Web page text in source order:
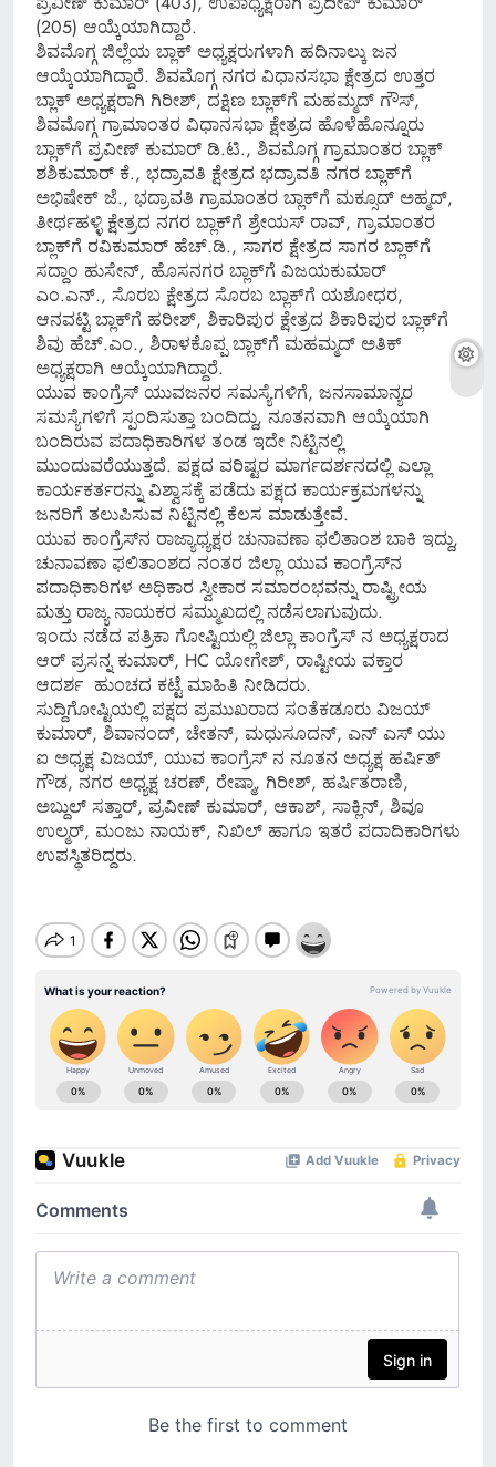
(205) ಆಯ್ಕೆಯಾಗಿದ್ದಾರೆ.
ಶಿವಮೊಗ್ಗ ಜಿಲ್ಲೆಯ ಬ್ಲಾಕ್ ಅಧ್ಯಕ್ಷರುಗಳಾಗಿ ಹದಿನಾಲ್ಕು ಜನ
ಆಯ್ಕೆಯಾಗಿದ್ದಾರೆ. ಶಿವಮೊಗ್ಗ ನಗರ ವಿಧಾನಸಭಾ ಕ್ಷೇತ್ರದ ಉತ್ತರ
ಬ್ಲಾಕ್ ಅಧ್ಯಕ್ಷರಾಗಿ ಗಿರೀಶ್, ದಕ್ಷಿಣ ಬ್ಲಾಕ್‍ಗೆ ಮಹಮ್ಮದ್ ಗೌಸ್,
ಶಿವಮೊಗ್ಗ ಗ್ರಾಮಾಂತರ ವಿಧಾನಸಭಾ ಕ್ಷೇತ್ರದ ಹೊಳೆಹೊನ್ನೂರು
ಬ್ಲಾಕ್‍ಗೆ ಪ್ರವೀಣ್ ಕುಮಾರ್ ಡಿ.ಟಿ., ಶಿವಮೊಗ್ಗ ಗ್ರಾಮಾಂತರ ಬ್ಲಾಕ್
ಶಶಿಕುಮಾರ್ ಕೆ., ಭದ್ರಾವತಿ ಕ್ಷೇತ್ರದ ಭದ್ರಾವತಿ ನಗರ ಬ್ಲಾಕ್‍ಗೆ
ಅಭಿಷೇಕ್ ಜೆ., ಭದ್ರಾವತಿ ಗ್ರಾಮಾಂತರ ಬ್ಲಾಕ್‍ಗೆ ಮಕ್ಸೂದ್ ಅಹ್ಮದ್,
ತೀರ್ಥಹಳ್ಳಿ ಕ್ಷೇತ್ರದ ನಗರ ಬ್ಲಾಕ್‍ಗೆ ಶ್ರೇಯಸ್ ರಾವ್, ಗ್ರಾಮಾಂತರ
ಬ್ಲಾಕ್‍ಗೆ ರವಿಕುಮಾರ್ ಹೆಚ್.ಡಿ., ಸಾಗರ ಕ್ಷೇತ್ರದ ಸಾಗರ ಬ್ಲಾಕ್‍ಗೆ
ಸದ್ದಾಂ ಹುಸೇನ್, ಹೊಸನಗರ ಬ್ಲಾಕ್‍ಗೆ ವಿಜಯಕುಮಾರ್
ಎಂ.ಎನ್., ಸೊರಬ ಕ್ಷೇತ್ರದ ಸೊರಬ ಬ್ಲಾಕ್‍ಗೆ ಯಶೋಧರ,
ಆನವಟ್ಟಿ ಬ್ಲಾಕ್‍ಗೆ ಹರೀಶ್, ಶಿಕಾರಿಪುರ ಕ್ಷೇತ್ರದ ಶಿಕಾರಿಪುರ ಬ್ಲಾಕ್‍ಗೆ
ಶಿವು ಹೆಚ್.ಎಂ., ಶಿರಾಳಕೊಪ್ಪ ಬ್ಲಾಕ್‍ಗೆ ಮಹಮ್ಮದ್ ಅತಿಕ್
ಅಧ್ಯಕ್ಷರಾಗಿ ಆಯ್ಕೆಯಾಗಿದ್ದಾರೆ.
ಯುವ ಕಾಂಗ್ರೆಸ್ ಯುವಜನರ ಸಮಸ್ಯೆಗಳಿಗೆ, ಜನಸಾಮಾನ್ಯರ
ಸಮಸ್ಯೆಗಳಿಗೆ ಸ್ಪಂದಿಸುತ್ತಾ ಬಂದಿದ್ದು, ನೂತನವಾಗಿ ಆಯ್ಕೆಯಾಗಿ
ಬಂದಿರುವ ಪದಾಧಿಕಾರಿಗಳ ತಂಡ ಇದೇ ನಿಟ್ಟಿನಲ್ಲಿ
ಮುಂದುವರೆಯುತ್ತದೆ. ಪಕ್ಷದ ವರಿಷ್ಟರ ಮಾರ್ಗದರ್ಶನದಲ್ಲಿ ಎಲ್ಲಾ
ಕಾರ್ಯಕರ್ತರನ್ನು ವಿಶ್ವಾಸಕ್ಕೆ ಪಡೆದು ಪಕ್ಷದ ಕಾರ್ಯಕ್ರಮಗಳನ್ನು
ಜನರಿಗೆ ತಲುಪಿಸುವ ನಿಟ್ಟಿನಲ್ಲಿ ಕೆಲಸ ಮಾಡುತ್ತೇವೆ.
ಯುವ ಕಾಂಗ್ರೆಸ್‍ನ ರಾಜ್ಯಾಧ್ಯಕ್ಷರ ಚುನಾವಣಾ ಫಲಿತಾಂಶ ಬಾಕಿ ಇದ್ದು,
ಚುನಾವಣಾ ಫಲಿತಾಂಶದ ನಂತರ ಜಿಲ್ಲಾ ಯುವ ಕಾಂಗ್ರೆಸ್‍ನ
ಪದಾಧಿಕಾರಿಗಳ ಅಧಿಕಾರ ಸ್ವೀಕಾರ ಸಮಾರಂಭವನ್ನು ರಾಷ್ಟ್ರೀಯ
ಮತ್ತು ರಾಜ್ಯ ನಾಯಕರ ಸಮ್ಮುಖದಲ್ಲಿ ನಡೆಸಲಾಗುವುದು.
ಇಂದು ನಡೆದ ಪತ್ರಿಕಾ ಗೋಷ್ಟಿಯಲ್ಲಿ ಜಿಲ್ಲಾ ಕಾಂಗ್ರೆಸ್ ನ ಅಧ್ಯಕ್ಷರಾದ
ಆರ್ ಪ್ರಸನ್ನ ಕುಮಾರ್, HC ಯೋಗೇಶ್, ರಾಷ್ಟೀಯ ವಕ್ತಾರ
ಆದರ್ಶ ಹುಂಚದ ಕಟ್ಟೆ ಮಾಹಿತಿ ನೀಡಿದರು.
ಸುದ್ದಿಗೋಷ್ಟಿಯಲ್ಲಿ ಪಕ್ಷದ ಪ್ರಮುಖರಾದ ಸಂತೆಕಡೂರು ವಿಜಯ್
ಕುಮಾರ್, ಶಿವಾನಂದ್, ಚೇತನ್, ಮಧುಸೂದನ್, ಎನ್ ಎಸ್ ಯು
ಐ ಅಧ್ಯಕ್ಷ ವಿಜಯ್, ಯುವ ಕಾಂಗ್ರೆಸ್ ನ ನೂತನ ಅಧ್ಯಕ್ಷ ಹರ್ಷಿತ್
ಗೌಡ, ನಗರ ಅಧ್ಯಕ್ಷ ಚರಣ್, ರೇಷ್ಮಾ, ಗಿರೀಶ್, ಹರ್ಷಿತರಾಣಿ,
ಅಬ್ದುಲ್ ಸತ್ತಾರ್, ಪ್ರವೀಣ್ ಕುಮಾರ್, ಆಕಾಶ್, ಸಾಕ್ಲಿನ್, ಶಿವೂ
ಉಲ್ಮರ್, ಮಂಜು ನಾಯಕ್, ನಿಖಿಲ್ ಹಾಗೂ ಇತರೆ ಪದಾದಿಕಾರಿಗಳು
ಉಪಸ್ಥಿತರಿದ್ದರು.